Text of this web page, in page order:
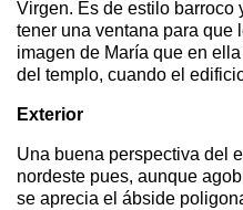
Virgen. Es de estilo barroco
tener una ventana para que
imagen de María que en
del templo, cuando el
Exterior
Una buena perspectiva del
nordeste pues, aunque
se aprecia el ábside